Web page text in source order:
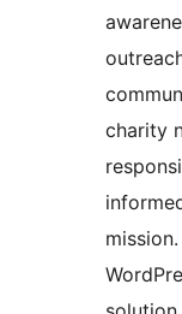
charity